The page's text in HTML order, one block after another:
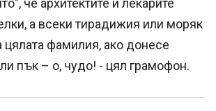
че архитектите и лекарите
а всеки тирадижия или моряк
цялата фамилия, ако донесе
пък – о, чудо! - цял грамофон.